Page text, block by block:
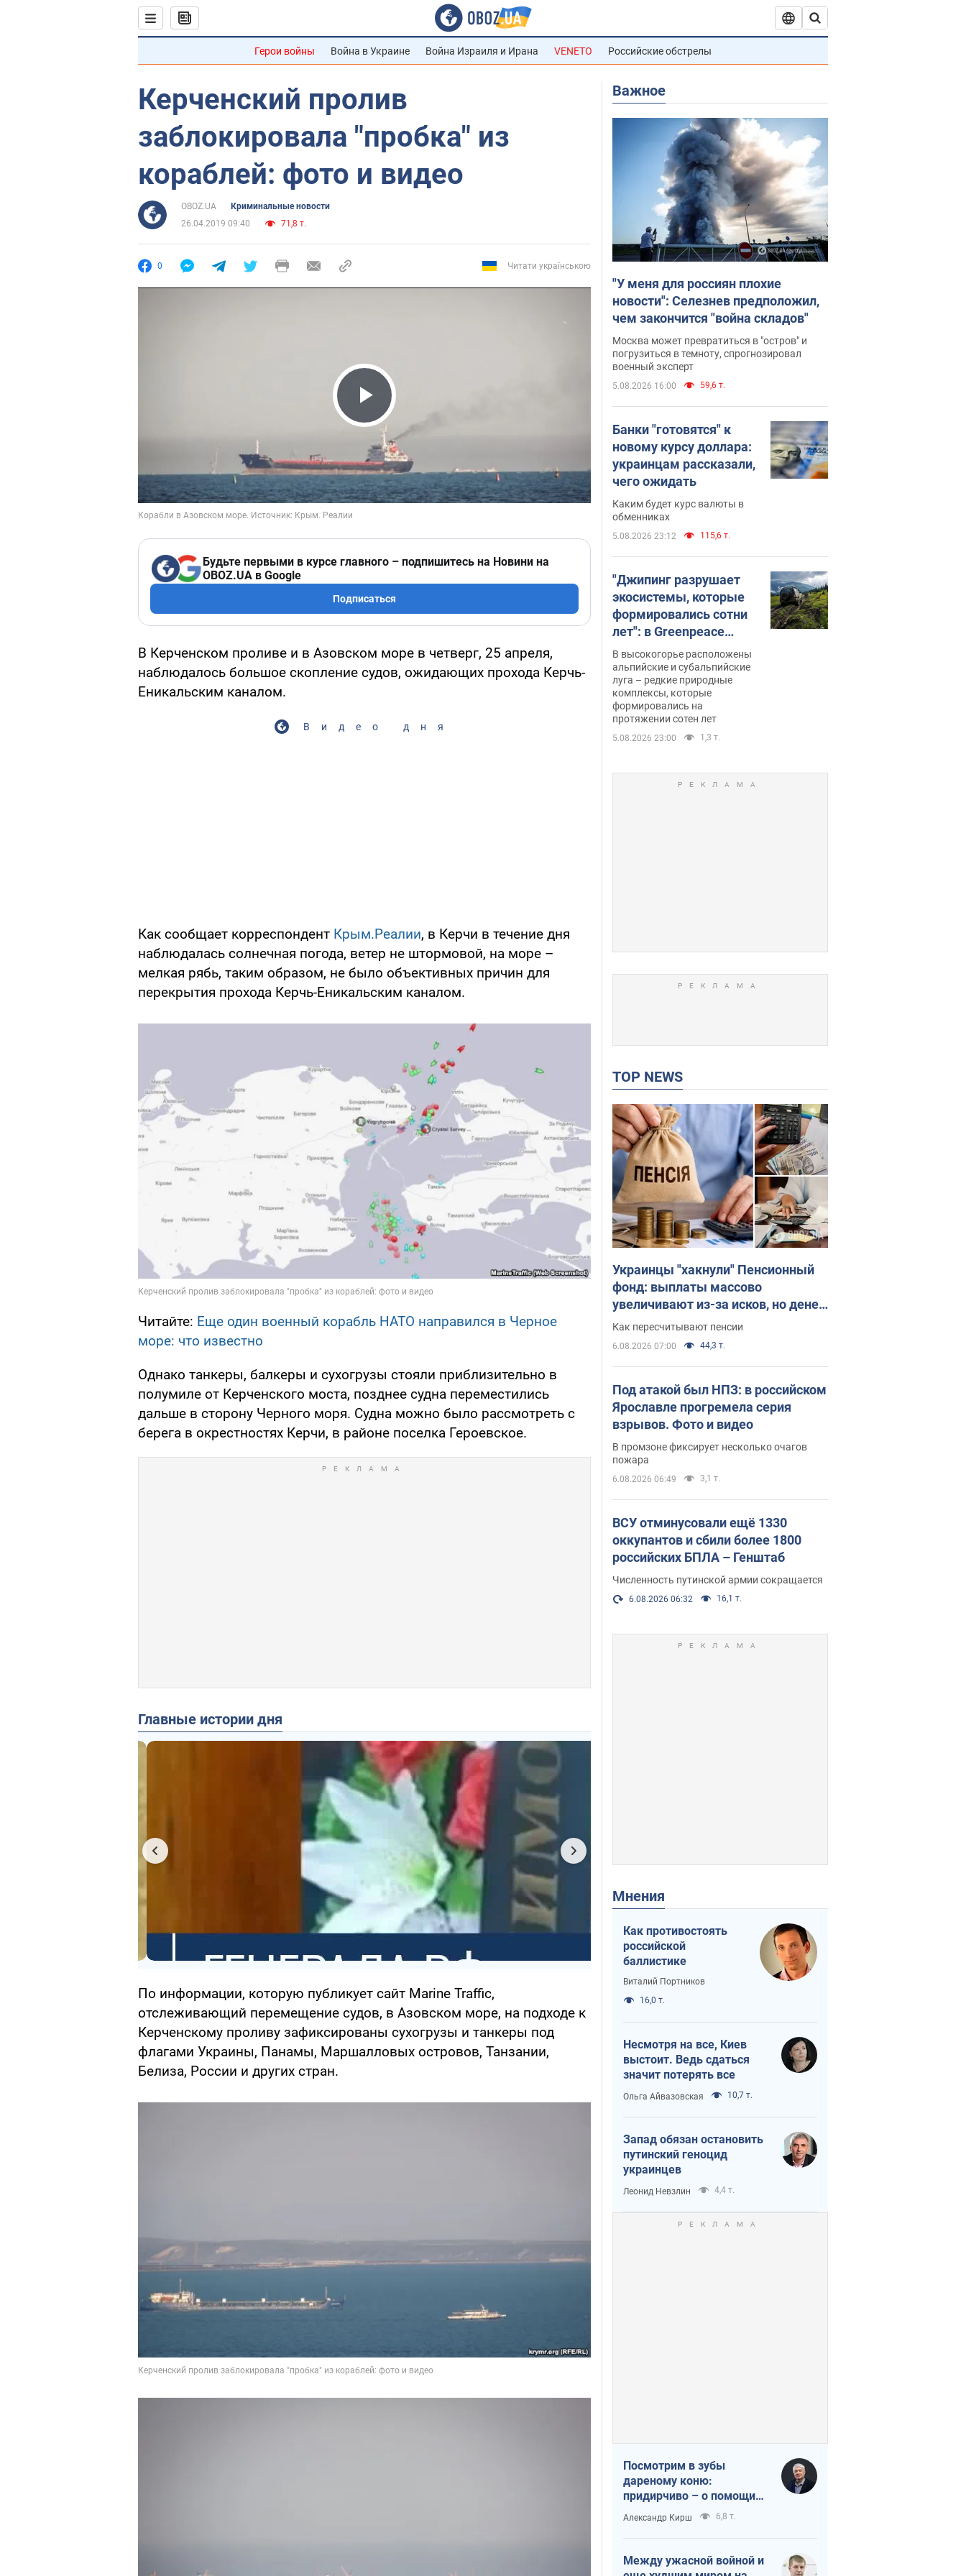
Герои войны Война в Украине Война Израиля и Ирана VENETO Российские обстрелы
Керченский пролив
заблокировала "пробка" из
кораблей: фото и видео
OBOZ.UA
Криминальные новости
26.04.2019 09:40
71,8 т.
0 Читати українською
Play Video
Будьте первыми в курсе главного – подпишитесь на Новини на
OBOZ.UA в Google
Подписаться
В Керченском проливе и в Азовском море в четверг, 25 апреля,
наблюдалось большое скопление судов, ожидающих прохода Керчь-
Еникальским каналом.
Видео дня
Как сообщает корреспондент Крым.Реалии, в Керчи в течение дня
наблюдалась солнечная погода, ветер не штормовой, на море –
мелкая рябь, таким образом, не было объективных причин для
перекрытия прохода Керчь-Еникальским каналом.
Читайте: Еще один военный корабль НАТО направился в Черное
море: что известно
Однако танкеры, балкеры и сухогрузы стояли приблизительно в
полумиле от Керченского моста, позднее судна переместились
дальше в сторону Черного моря. Судна можно было рассмотреть с
берега в окрестностях Керчи, в районе поселка Героевское.
Главные истории дня
По информации, которую публикует сайт Marine Traffic,
отслеживающий перемещение судов, в Азовском море, на подходе к
Керченскому проливу зафиксированы сухогрузы и танкеры под
флагами Украины, Панамы, Маршалловых островов, Танзании,
Белиза, России и других стран.
Важное
"У меня для россиян плохие
новости": Селезнев предположил,
чем закончится "война складов"
Москва может превратиться в "остров" и
погрузиться в темноту, спрогнозировал
военный эксперт
5.08.2026 16:00 59,6 т.
Банки "готовятся" к
новому курсу доллара:
украинцам рассказали,
чего ожидать
Каким будет курс валюты в
обменниках
5.08.2026 23:12 115,6 т.
"Джипинг разрушает
экосистемы, которые
формировались сотни
лет": в Greenpeace
забили тревогу
В высокогорье расположены
альпийские и субальпийские
луга – редкие природные
комплексы, которые
формировались на
протяжении сотен лет
5.08.2026 23:00 1,3 т.
TOP NEWS
Украинцы "хакнули" Пенсионный
фонд: выплаты массово
увеличивают из-за исков, но денег
не хватает
Как пересчитывают пенсии
6.08.2026 07:00 44,3 т.
Под атакой был НПЗ: в российском
Ярославле прогремела серия
взрывов. Фото и видео
В промзоне фиксирует несколько очагов
пожара
6.08.2026 06:49 3,1 т.
ВСУ отминусовали ещё 1330
оккупантов и сбили более 1800
российских БПЛА – Генштаб
Численность путинской армии сокращается
6.08.2026 06:32 16,1 т.
Мнения
Как противостоять
российской
баллистике
Виталий Портников
16,0 т.
Несмотря на все, Киев
выстоит. Ведь сдаться
значит потерять все
Ольга Айвазовская 10,7 т.
Запад обязан остановить
путинский геноцид
украинцев
Леонид Невзлин 4,4 т.
Посмотрим в зубы
дареному коню:
придирчиво – о помощи
Украине
Александр Кирш 6,8 т.
Между ужасной войной и